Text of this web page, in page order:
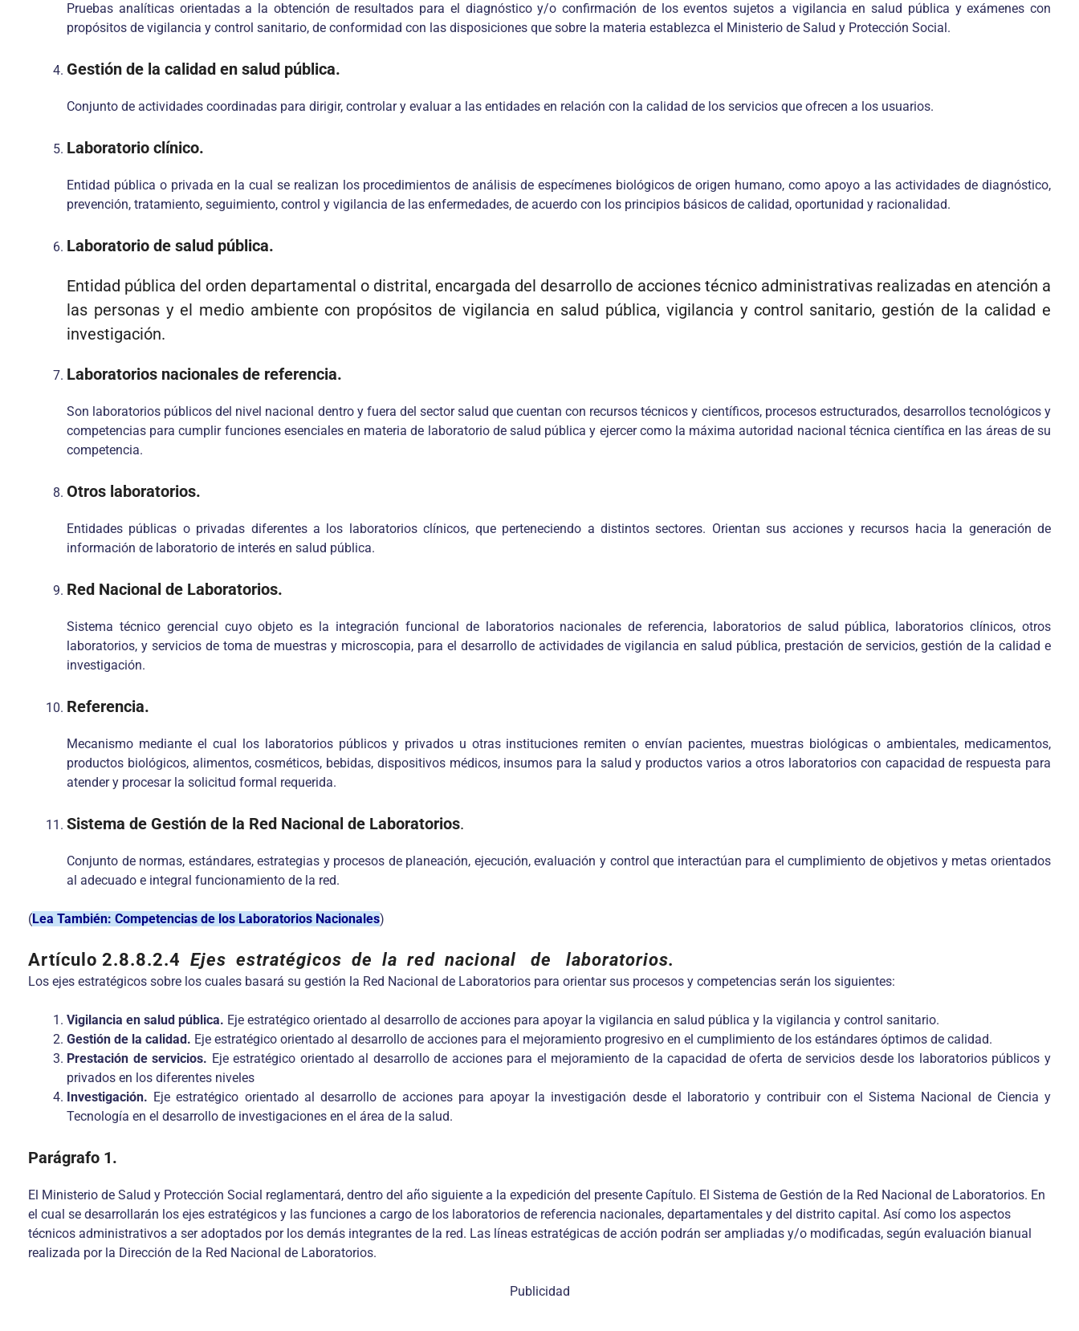
Pruebas analíticas orientadas a la obtención de resultados para el diagnóstico y/o confirmación de los eventos sujetos a vigilancia en salud pública y exámenes con
propósitos de vigilancia y control sanitario, de conformidad con las disposiciones que sobre la materia establezca el Ministerio de Salud y Protección Social.
Gestión de la calidad en salud pública.
Conjunto de actividades coordinadas para dirigir, controlar y evaluar a las entidades en relación con la calidad de los servicios que ofrecen a los usuarios.
Laboratorio clínico.
Entidad pública o privada en la cual se realizan los procedimientos de análisis de especímenes biológicos de origen humano, como apoyo a las actividades de diagnóstico,
prevención, tratamiento, seguimiento, control y vigilancia de las enfermedades, de acuerdo con los principios básicos de calidad, oportunidad y racionalidad.
Laboratorio de salud pública.
Entidad pública del orden departamental o distrital, encargada del desarrollo de acciones técnico administrativas realizadas en atención a
las personas y el medio ambiente con propósitos de vigilancia en salud pública, vigilancia y control sanitario, gestión de la calidad e
investigación.
Laboratorios nacionales de referencia.
Son laboratorios públicos del nivel nacional dentro y fuera del sector salud que cuentan con recursos técnicos y científicos, procesos estructurados, desarrollos tecnológicos y
competencias para cumplir funciones esenciales en materia de laboratorio de salud pública y ejercer como la máxima autoridad nacional técnica científica en las áreas de su
competencia.
Otros laboratorios.
Entidades públicas o privadas diferentes a los laboratorios clínicos, que perteneciendo a distintos sectores. Orientan sus acciones y recursos hacia la generación de
información de laboratorio de interés en salud pública.
Red Nacional de Laboratorios.
Sistema técnico gerencial cuyo objeto es la integración funcional de laboratorios nacionales de referencia, laboratorios de salud pública, laboratorios clínicos, otros
laboratorios, y servicios de toma de muestras y microscopia, para el desarrollo de actividades de vigilancia en salud pública, prestación de servicios, gestión de la calidad e
investigación.
Referencia.
Mecanismo mediante el cual los laboratorios públicos y privados u otras instituciones remiten o envían pacientes, muestras biológicas o ambientales, medicamentos,
productos biológicos, alimentos, cosméticos, bebidas, dispositivos médicos, insumos para la salud y productos varios a otros laboratorios con capacidad de respuesta para
atender y procesar la solicitud formal requerida.
Sistema de Gestión de la Red Nacional de Laboratorios.
Conjunto de normas, estándares, estrategias y procesos de planeación, ejecución, evaluación y control que interactúan para el cumplimiento de objetivos y metas orientados
al adecuado e integral funcionamiento de la red.
(Lea También: Competencias de los Laboratorios Nacionales)
Artículo 2.8.8.2.4 Ejes estratégicos de la red nacional de laboratorios.
Los ejes estratégicos sobre los cuales basará su gestión la Red Nacional de Laboratorios para orientar sus procesos y competencias serán los siguientes:
Vigilancia en salud pública. Eje estratégico orientado al desarrollo de acciones para apoyar la vigilancia en salud pública y la vigilancia y control sanitario.
Gestión de la calidad. Eje estratégico orientado al desarrollo de acciones para el mejoramiento progresivo en el cumplimiento de los estándares óptimos de calidad.
Prestación de servicios. Eje estratégico orientado al desarrollo de acciones para el mejoramiento de la capacidad de oferta de servicios desde los laboratorios públicos y
privados en los diferentes niveles
Investigación. Eje estratégico orientado al desarrollo de acciones para apoyar la investigación desde el laboratorio y contribuir con el Sistema Nacional de Ciencia y
Tecnología en el desarrollo de investigaciones en el área de la salud.
Parágrafo 1.
El Ministerio de Salud y Protección Social reglamentará, dentro del año siguiente a la expedición del presente Capítulo. El Sistema de Gestión de la Red Nacional de Laboratorios. En
el cual se desarrollarán los ejes estratégicos y las funciones a cargo de los laboratorios de referencia nacionales, departamentales y del distrito capital. Así como los aspectos
técnicos administrativos a ser adoptados por los demás integrantes de la red. Las líneas estratégicas de acción podrán ser ampliadas y/o modificadas, según evaluación bianual
realizada por la Dirección de la Red Nacional de Laboratorios.
Publicidad